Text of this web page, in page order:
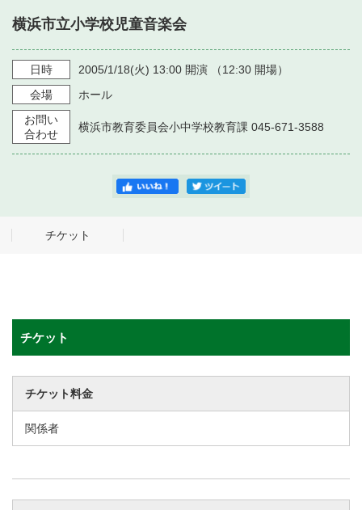
・ よくある質問
・ 施設を借りる
・ 空き状況
・ 抽選対象日
・ 利用料金
音楽堂について
・ 音楽堂のご案内
・ フロアマップ
・ 芸術参与
神奈川県立音楽堂
SNS
横浜市立小学校児童音楽会
日時 2005/1/18(火) 13:00 開演 （12:30 開場）
会場
ホール
お問い
合わせ
横浜市教育委員会小中学校教育課 045-671-3588
チケット
チケット
チケット料金
関係者